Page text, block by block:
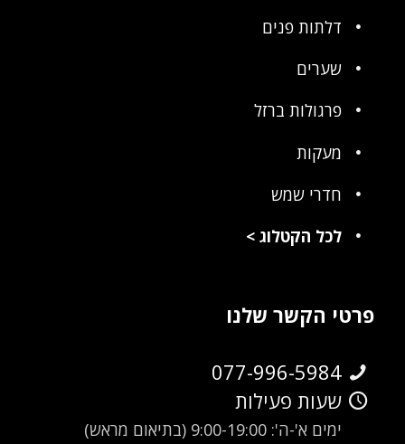
דלתות פנים
שערים
פרגולות ברזל
מעקות
חדרי שמש
לכל הקטלוג>
פרטי הקשר שלנו
077-996-5984
שעות פעילות
ימים א'-ה': 9:00-19:00 (בתיאום מראש)